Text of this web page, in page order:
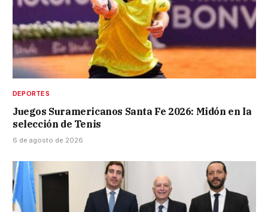
DEPORTES
Juegos Suramericanos Santa Fe 2026: Midón en la
selección de Tenis
6 de agosto de 2026